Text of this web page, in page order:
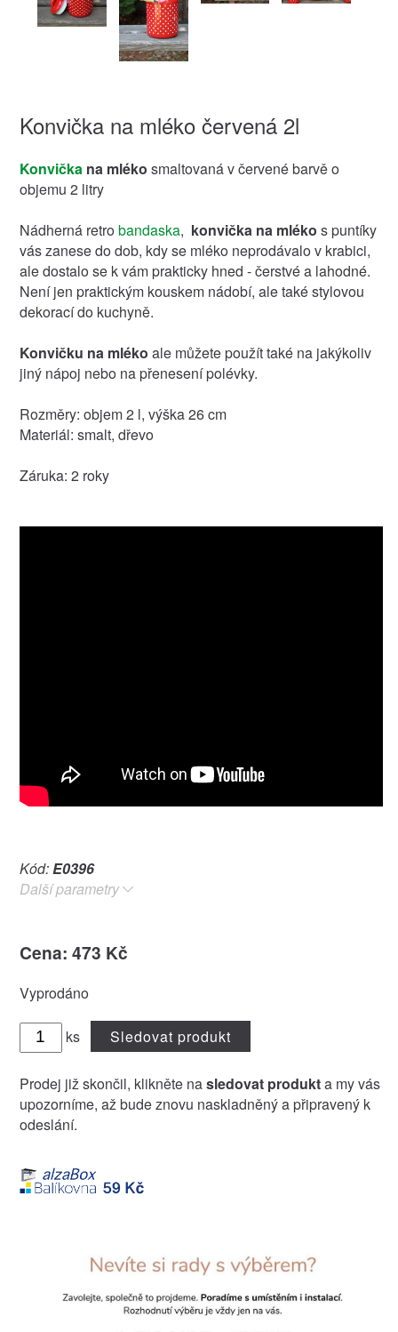
Konvička na mléko červená 2l
Konvičkana mléko smaltovaná v červené barvě o
objemu 2 litry
Nádherná retro bandaska, konvička na mléko s puntíky
vás zanese do dob, kdy se mléko neprodávalo v krabici,
ale dostalo se k vám prakticky hned - čerstvé a lahodné.
Není jen praktickým kouskem nádobí, ale také stylovou
dekorací do kuchyně.
Konvičku na mléko ale můžete použít také na jakýkoliv
jiný nápoj nebo na přenesení polévky.
Rozměry: objem 2 l, výška 26 cm
Materiál: smalt, dřevo
Záruka: 2 roky
Kód:E0396
Další parametry
Cena: 473 Kč
Vyprodáno
ks Sledovat produkt
Prodej již skončil, klikněte nasledovat produkta my vás
upozorníme, až bude znovu naskladněný a připravený k
odeslání.